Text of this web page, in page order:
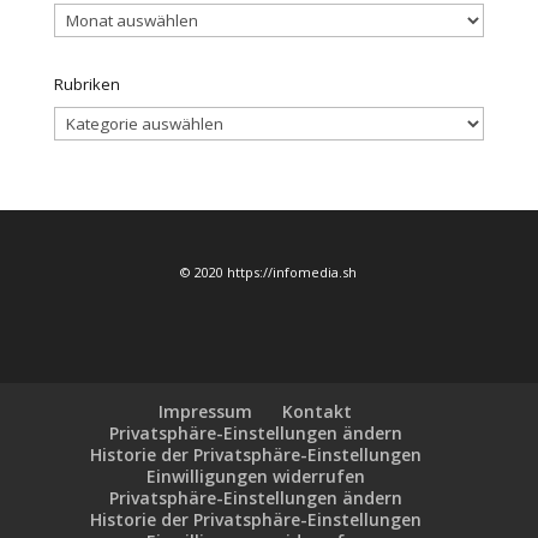
Archiv
Rubriken
Rubriken
© 2020 https://infomedia.sh
Impressum
Kontakt
Privatsphäre-Einstellungen ändern
Historie der Privatsphäre-Einstellungen
Einwilligungen widerrufen
Privatsphäre-Einstellungen ändern
Historie der Privatsphäre-Einstellungen